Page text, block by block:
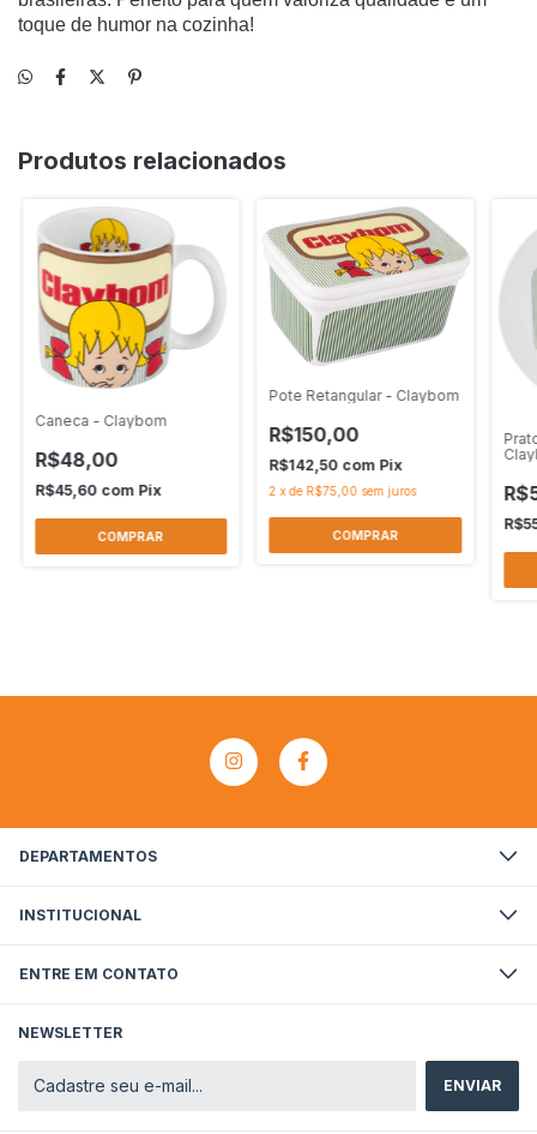
toque de humor na cozinha!
Produtos relacionados
Caneca - Claybom
R$48,00
R$45,60 com Pix
Pote Retangular - Claybom
R$150,00
R$142,50 com Pix
2 xde R$75,00 sem juros
DEPARTAMENTOS
INSTITUCIONAL
ENTRE EM CONTATO
NEWSLETTER